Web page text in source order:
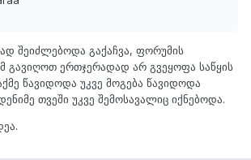
შეიძლებოდა გაქაჩვა, ფორუმის
გავიღოთ ერთჯერადად არ გვეყოფა საწყის
წავიდოდა უკვე მოგება წავიდოდა
თვეში უკვე შემოსავალიც იქნებოდა.